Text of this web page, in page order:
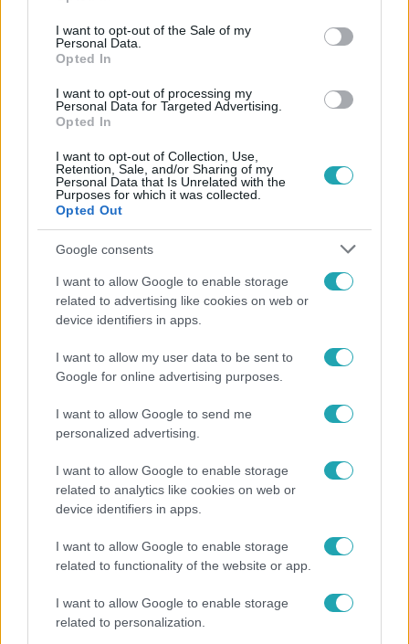
use your data for below specified purposes in below Google
consent section.
I want to opt-out of the Sale of my
Personal Data.
Opted In
I want to opt-out of processing my
Personal Data for Targeted Advertising.
Opted In
I want to opt-out of Collection, Use,
Retention, Sale, and/or Sharing of my
Personal Data that Is Unrelated with the
Purposes for which it was collected.
Opted Out
Google consents
I want to allow Google to enable storage
related to advertising like cookies on web or
device identifiers in apps.
I want to allow my user data to be sent to
Google for online advertising purposes.
I want to allow Google to send me
personalized advertising.
I want to allow Google to enable storage
related to analytics like cookies on web or
device identifiers in apps.
I want to allow Google to enable storage
related to functionality of the website or app.
I want to allow Google to enable storage
related to personalization.
Népszerű
14:09
„A csúcs opcionális, a biztonságos hazatérés
kötelező” – 50 méterre a csúcstól fordult vissza
Klein Dávid